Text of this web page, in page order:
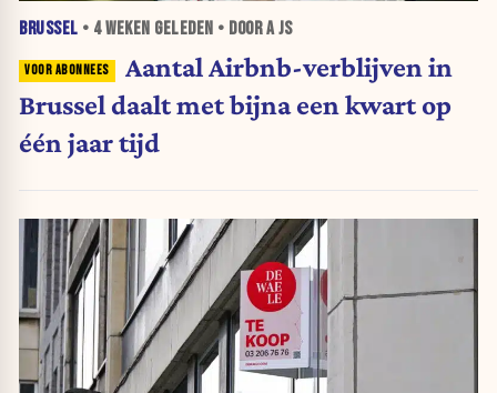
BRUSSEL • 4 WEKEN GELEDEN • DOOR A JS
Aantal Airbnb-verblijven in
Brussel daalt met bijna een kwart op
één jaar tijd